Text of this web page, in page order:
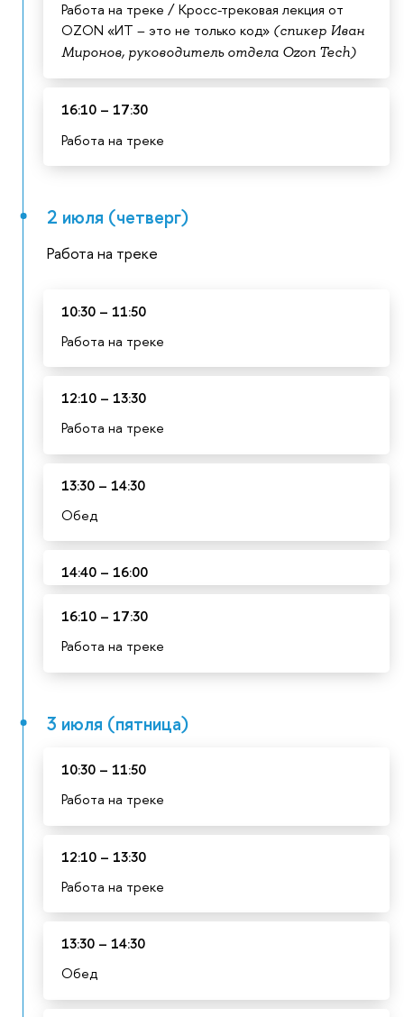
Работа на треке / Кросс-трековая лекция от
OZON «ИТ – это не только код» (спикер Иван
Миронов, руководитель отдела Ozon Tech)
16:10 – 17:30
Работа на треке
2 июля (четверг)
Работа на треке
10:30 – 11:50
Работа на треке
12:10 – 13:30
Работа на треке
13:30 – 14:30
Обед
14:40 – 16:00
16:10 – 17:30
Работа на треке
3 июля (пятница)
10:30 – 11:50
Работа на треке
12:10 – 13:30
Работа на треке
13:30 – 14:30
Обед